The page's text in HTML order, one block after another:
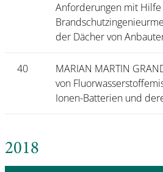
Anforderungen mit Hilfe
der Dächer von
40
MARIAN MARTIN
von
Ionen-Batterien und
2018